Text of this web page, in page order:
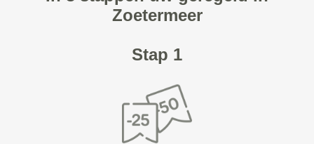
Zoetermeer
Stap 1